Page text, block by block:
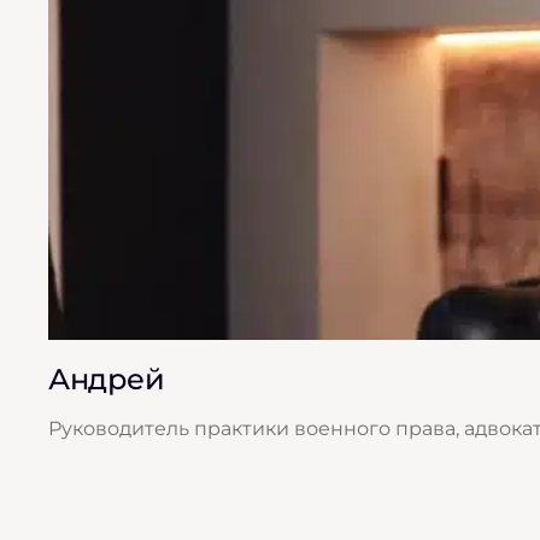
Андрей
Руководитель практики военного права,